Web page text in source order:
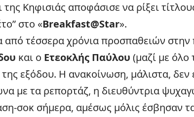
της Κηφισιάς αποφάσισε να ρίξει
στο «Breakfast@Star».
από τέσσερα χρόνια προσπαθειών
και ο Ετεοκλής Παύλου (μαζί με
εξόδου. Η ανακοίνωση, μάλιστα, δεν
με τα ρεπορτάζ, η διευθύντρια
σοκ σήμερα, αμέσως μόλις έσβησαν